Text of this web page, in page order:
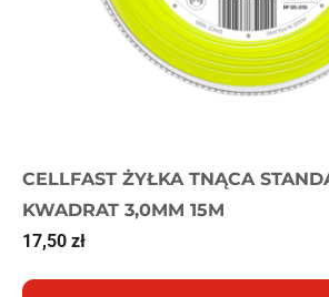
CELLFAST ŻYŁKA TNĄCA
KWADRAT 3,0MM 15M
17,50 zł